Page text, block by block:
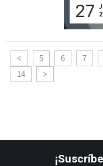
27
< 5 6 7
14
>